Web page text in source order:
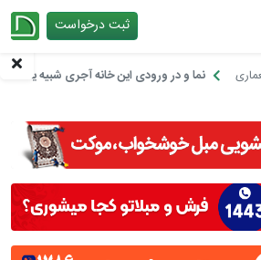
ثبت درخواست
نما و در ورودی این خانه آجری شبیه یک